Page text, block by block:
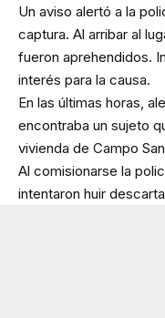
Un aviso alertó a la
captura. Al arribar al
fueron aprehendidos.
interés para la causa.
En las últimas horas,
encontraba un sujeto
vivienda de Campo
Al comisionarse la
intentaron huir